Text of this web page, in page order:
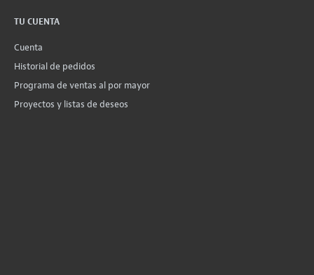
TU CUENTA
Cuenta
Historial de pedidos
Programa de ventas al por mayor
Proyectos y listas de deseos